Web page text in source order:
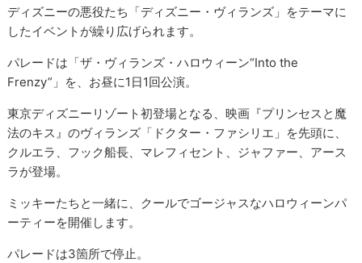
ディズニーの悪役たち「ディズニー・ヴィランズ」をテーマに
したイベントが繰り広げられます。
パレードは「ザ・ヴィランズ・ハロウィーン“Into the
Frenzy”」を、お昼に1日1回公演。
東京ディズニーリゾート初登場となる、映画『プリンセスと魔
法のキス』のヴィランズ「ドクター・ファシリエ」を先頭に、
クルエラ、フック船長、マレフィセント、ジャファー、アース
ラが登場。
ミッキーたちと一緒に、クールでゴージャスなハロウィーンパ
ーティーを開催します。
パレードは3箇所で停止。